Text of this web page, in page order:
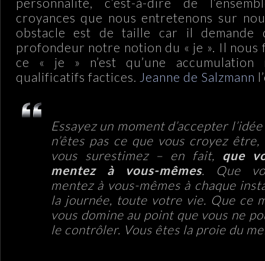
croyances que nous entretenons sur
obstacle est de taille car il demande
profondeur notre notion du « je ». Il nous
ce « je » n’est qu’une accumulation
qualificatifs factices. Jeanne de Salzmann
Essayez un moment d’accepter
n’êtes pas ce que vous croyez être,
vous surestimez – en fait, que
mentez à vous-mêmes. Que
mentez à vous-mêmes à chaque
la journée, toute votre vie. Que ce
vous domine au point que vous ne
le contrôler. Vous êtes la proie du